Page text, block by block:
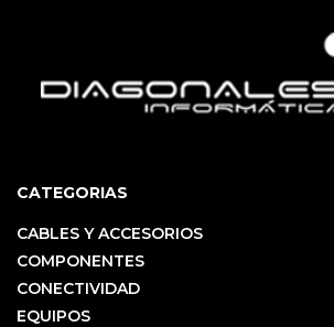
CATEGORIAS
CABLES Y ACCESORIOS
COMPONENTES
CONECTIVIDAD
EQUIPOS